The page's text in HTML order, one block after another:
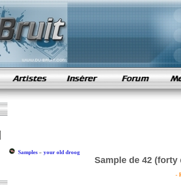
samples de rap
Samples» your old droog
Sample de 42
-